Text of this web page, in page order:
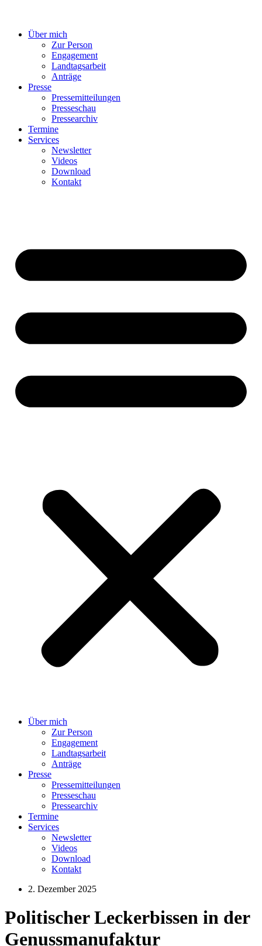
Über mich
Zur Person
Engagement
Landtagsarbeit
Anträge
Presse
Pressemitteilungen
Presseschau
Pressearchiv
Termine
Services
Newsletter
Videos
Download
Kontakt
Über mich
Zur Person
Engagement
Landtagsarbeit
Anträge
Presse
Pressemitteilungen
Presseschau
Pressearchiv
Termine
Services
Newsletter
Videos
Download
Kontakt
2. Dezember 2025
Politischer Leckerbissen in der
Genussmanufaktur